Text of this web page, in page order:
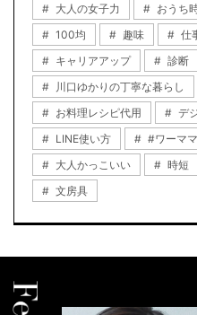
大人の女子力
おうち
100均
趣味 仕
キャリアアップ
診断
川口ゆかりの丁寧な暮らし
お料理レシピ代用
デ
LINE使い方
#ワーマ
大人かっこいい
時短
文房具